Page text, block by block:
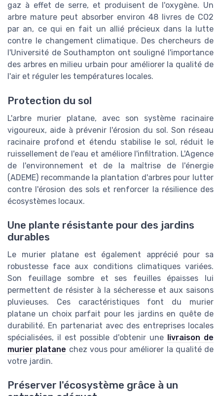
gaz à effet de serre, et produisent de l'oxygène. Un
arbre mature peut absorber environ 48 livres de CO2
par an, ce qui en fait un allié précieux dans la lutte
contre le changement climatique. Des chercheurs de
l'Université de Southampton ont souligné l'importance
des arbres en milieu urbain pour améliorer la qualité de
l'air et réguler les températures locales.
Protection du sol
L'arbre murier platane, avec son système racinaire
vigoureux, aide à prévenir l'érosion du sol. Son réseau
racinaire profond et étendu stabilise le sol, réduit le
ruissellement de l'eau et améliore l'infiltration. L'Agence
de l'environnement et de la maîtrise de l'énergie
(ADEME) recommande la plantation d'arbres pour lutter
contre l'érosion des sols et renforcer la résilience des
écosystèmes locaux.
Une plante résistante pour des jardins
durables
Le murier platane est également apprécié pour sa
robustesse face aux conditions climatiques variées.
Son feuillage sombre et ses feuilles épaisses lui
permettent de résister à la sécheresse et aux saisons
pluvieuses. Ces caractéristiques font du murier
platane un choix parfait pour les jardins en quête de
durabilité. En partenariat avec des entreprises locales
spécialisées, il est possible d'obtenir une livraison de
murier platane chez vous pour améliorer la qualité de
votre jardin.
Préserver l'écosystème grâce à un